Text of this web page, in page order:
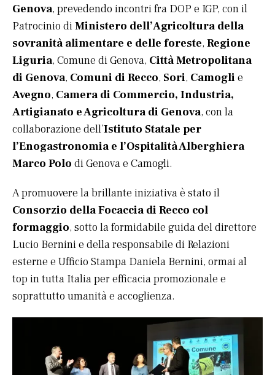
Genova, prevedendo incontri fra DOP e IGP, con il
Patrocinio diMinistero dell’Agricoltura della
sovranità alimentare e delle foreste, Regione
Liguria, Comune di Genova, Città Metropolitana
di Genova, Comuni di Recco, Sori, Camogli e
Avegno, Camera di Commercio, Industria,
Artigianato e Agricoltura di Genova, con la
collaborazione dell’Istituto Statale per
l’Enogastronomia e l’Ospitalità Alberghiera
Marco Polo di Genova e Camogli.
A promuovere la brillante iniziativa è stato il
Consorzio della Focaccia di Recco col
formaggio, sotto la formidabile guida del direttore
Lucio Bernini e della responsabile di Relazioni
esterne e Ufficio Stampa Daniela Bernini, ormai al
top in tutta Italia per efficacia promozionale e
soprattutto umanità e accoglienza.